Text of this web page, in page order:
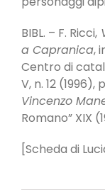
BIBL. – F. Ricci,
a Capranica,
Centro di
V, n. 12 (1996),
Vincenzo
Romano” XIX
[Scheda di